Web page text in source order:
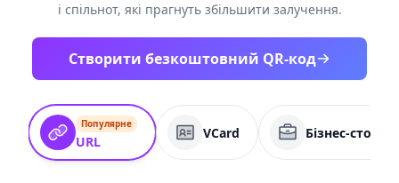
і спільнот, які прагнуть збільшити залучення.
Створити безкоштовний QR-код
Популярне
URL
VCard Бізнес-